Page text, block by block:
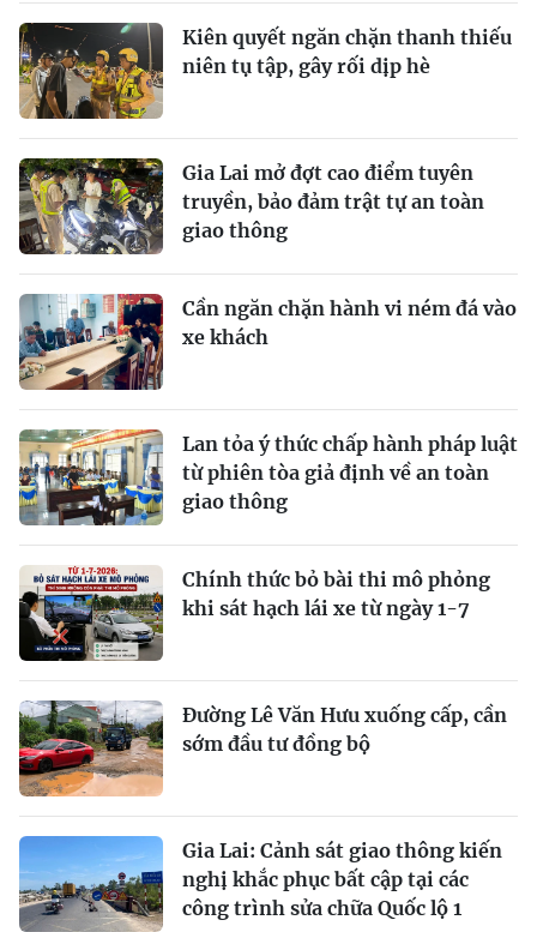
Kiên quyết ngăn chặn thanh thiếu
niên tụ tập, gây rối dịp hè
Gia Lai mở đợt cao điểm tuyên
truyền, bảo đảm trật tự an toàn
giao thông
Cần ngăn chặn hành vi ném đá vào
xe khách
Lan tỏa ý thức chấp hành pháp luật
từ phiên tòa giả định về an toàn
giao thông
Chính thức bỏ bài thi mô phỏng
khi sát hạch lái xe từ ngày 1-7
Ðường Lê Văn Hưu xuống cấp, cần
sớm đầu tư đồng bộ
Gia Lai: Cảnh sát giao thông kiến
nghị khắc phục bất cập tại các
công trình sửa chữa Quốc lộ 1